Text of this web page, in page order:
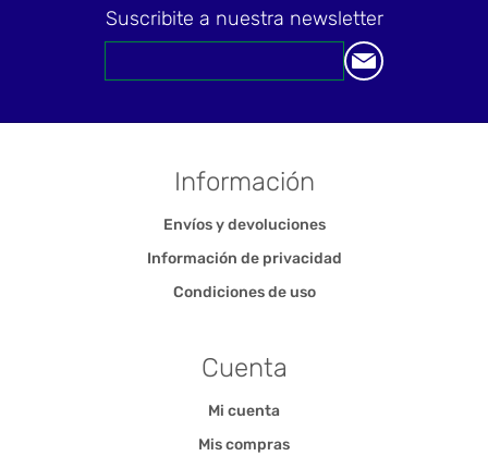
Suscribite a nuestra newsletter
Información
Envíos y devoluciones
Información de privacidad
Condiciones de uso
Cuenta
Mi cuenta
Mis compras